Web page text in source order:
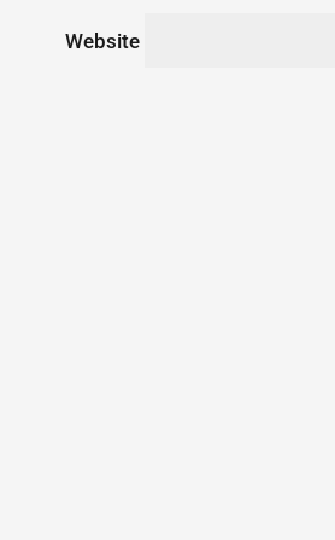
Website